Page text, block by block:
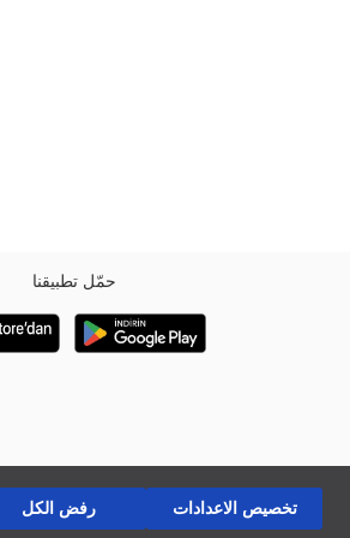
تخصيص الاعدادات رفض الكل
حمّل تطبيقنا